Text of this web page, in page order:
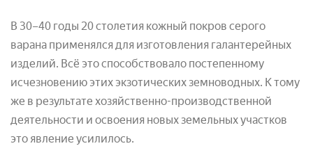
В 30–40 годы 20 столетия кожный покров серого
варана применялся для изготовления галантерейных
изделий. Всё это способствовало постепенному
исчезновению этих экзотических земноводных. К тому
же в результате хозяйственно-производственной
деятельности и освоения новых земельных участков
это явление усилилось.